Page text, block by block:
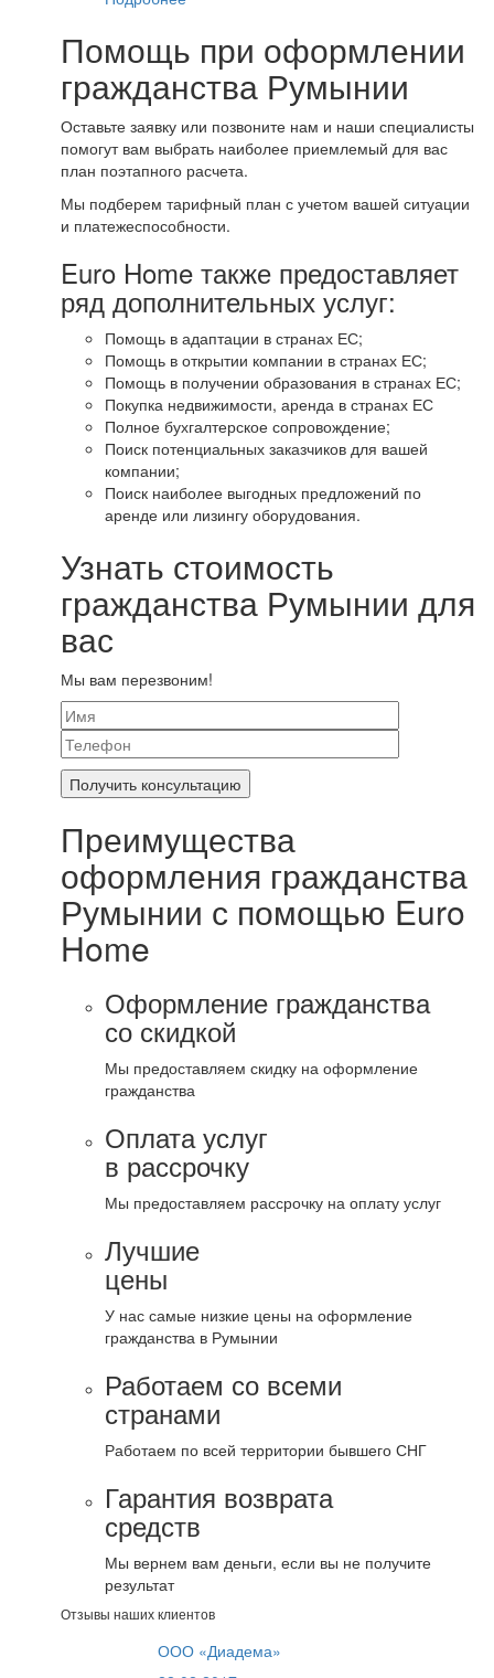
Помощь при оформлении
гражданства Румынии
Оставьте заявку или позвоните нам и наши специалисты
помогут вам выбрать наиболее приемлемый для вас
план поэтапного расчета.
Мы подберем тарифный план с учетом вашей ситуации
и платежеспособности.
Euro Home также предоставляет
ряд дополнительных услуг:
Помощь в адаптации в странах ЕС;
Помощь в открытии компании в странах ЕС;
Помощь в получении образования в странах ЕС;
Покупка недвижимости, аренда в странах ЕС
Полное бухгалтерское сопровождение;
Поиск потенциальных заказчиков для вашей
компании;
Поиск наиболее выгодных предложений по
аренде или лизингу оборудования.
Узнать стоимость
гражданства Румынии для
вас
Мы вам перезвоним!
Преимущества
оформления гражданства
Румынии с помощью Euro
Home
Оформление гражданства
со скидкой
Мы предоставляем скидку на оформление
гражданства
Оплата услуг
в рассрочку
Мы предоставляем рассрочку на оплату услуг
Лучшие
цены
У нас самые низкие цены на оформление
гражданства в Румынии
Работаем со всеми
странами
Работаем по всей территории бывшего СНГ
Гарантия возврата
средств
Мы вернем вам деньги, если вы не получите
результат
Отзывы наших клиентов
ООО «Диадема»